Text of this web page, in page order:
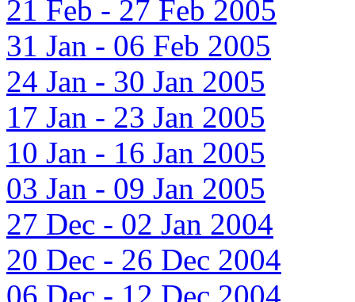
21 Feb - 27 Feb 2005
31 Jan - 06 Feb 2005
24 Jan - 30 Jan 2005
17 Jan - 23 Jan 2005
10 Jan - 16 Jan 2005
03 Jan - 09 Jan 2005
27 Dec - 02 Jan 2004
20 Dec - 26 Dec 2004
06 Dec - 12 Dec 2004